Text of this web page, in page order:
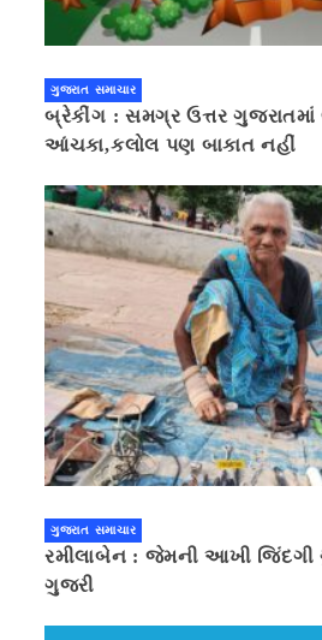
ગુજરાત સમાચાર
બ્રેકીંગ : સમગ્ર ઉત્તર ગુજરાતમાં
આંચકા,કલોલ પણ બાકાત નહીં
ગુજરાત સમાચાર
રમીલાબેન : જેમની આખી જિંદગી
ગુજરી